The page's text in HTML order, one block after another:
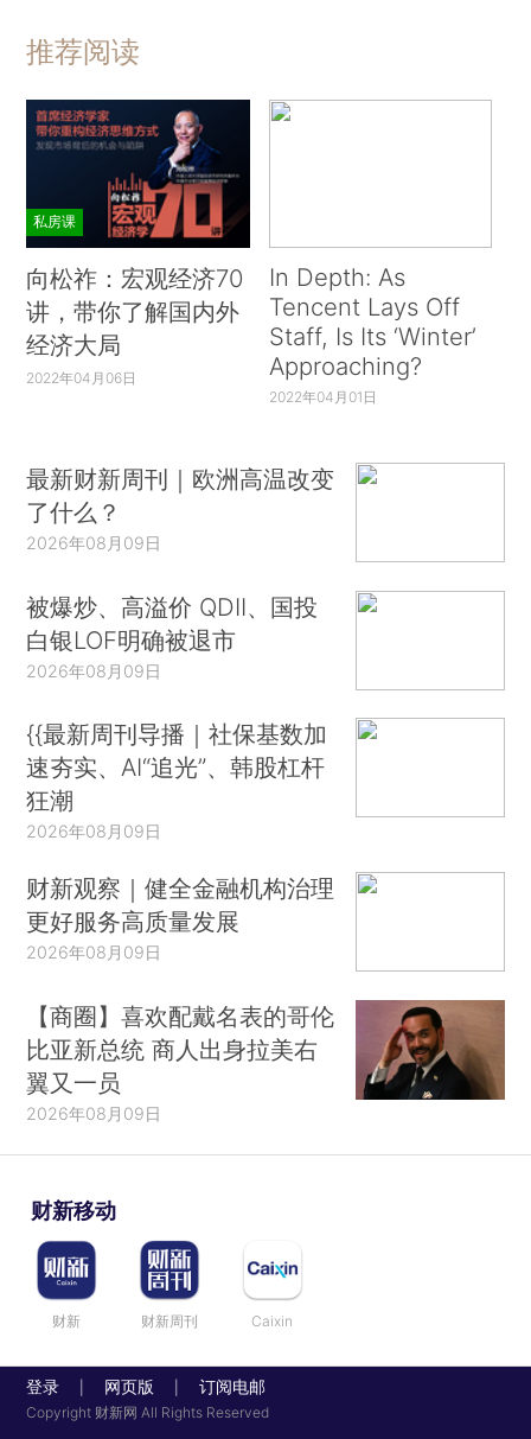
推荐阅读
私房课
向松祚：宏观经济70
讲，带你了解国内外
经济大局
2022年04月06日
In Depth: As
Tencent Lays Off
Staff, Is Its ‘Winter’
Approaching?
2022年04月01日
最新财新周刊｜欧洲高温改变
了什么？
2026年08月09日
被爆炒、高溢价 QDII、国投
白银LOF明确被退市
2026年08月09日
{{最新周刊导播｜社保基数加
速夯实、AI“追光”、韩股杠杆
狂潮
2026年08月09日
财新观察｜健全金融机构治理
更好服务高质量发展
2026年08月09日
【商圈】喜欢配戴名表的哥伦
比亚新总统 商人出身拉美右
翼又一员
2026年08月09日
财新移动
财新 财新周刊 Caixin
登录 网页版 订阅电邮
Copyright 财新网 All Rights Reserved